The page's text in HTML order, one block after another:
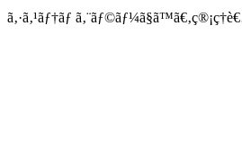
ã‚·ã‚¹ãƒ†ãƒ